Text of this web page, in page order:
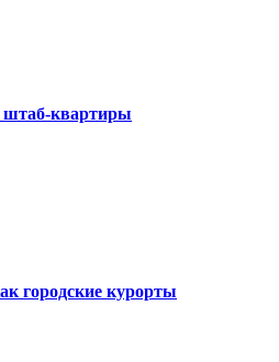
квартиры
городские курорты